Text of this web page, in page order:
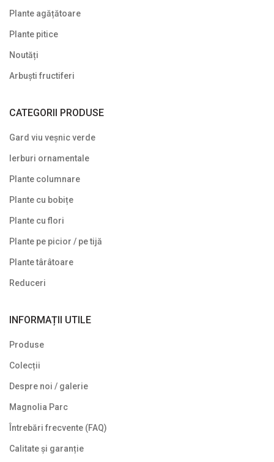
Plante târâtoare
Uncategorized
Plante agățătoare
Plante pitice
Noutăți
Arbuști fructiferi
CATEGORII PRODUSE
Gard viu veșnic verde
Ierburi ornamentale
Plante columnare
Plante cu bobițe
Plante cu flori
Plante pe picior / pe tijă
Plante târâtoare
Reduceri
INFORMAȚII UTILE
Produse
Colecții
Despre noi / galerie
Magnolia Parc
Întrebări frecvente (FAQ)
Calitate și garanție